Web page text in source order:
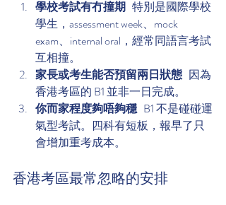
學校考試有冇撞期
   特別是國際學校
學生，assessment week、mock
exam、internal oral，經常同語言考試
互相撞。
家長或考生能否預留兩日狀態
   因為
香港考區的 B1 並非一日完成。
你而家程度夠唔夠穩
   B1 不是碰碰運
氣型考試。四科有短板，報早了只
會增加重考成本。
香港考區最常忽略的安排